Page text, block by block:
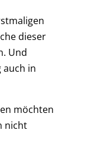
dieser
Und
auch in
möchten
nicht